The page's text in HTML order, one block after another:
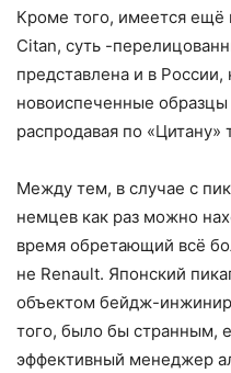
Кроме того, имеется ещё
Citan, суть -
представлена и в России,
новоиспеченные образцы
распродавая по «Цитану»
Между тем, в случае с
немцев как раз можно
время обретающий всё
не Renault. Японский
объектом бейдж-
того, было бы странным,
эффективный менеджер